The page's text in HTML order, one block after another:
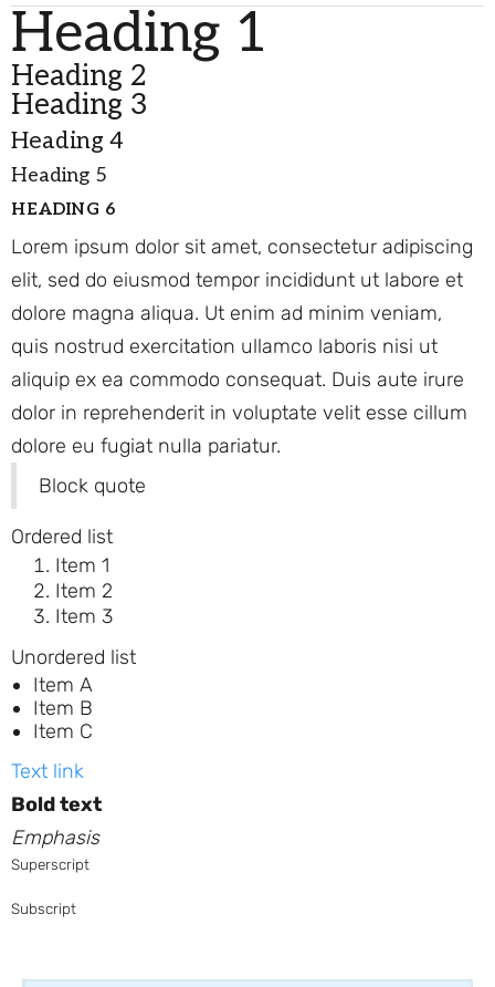
Heading 1
Heading 2
Heading 3
Heading 4
Heading 5
HEADING 6
Lorem ipsum dolor sit amet, consectetur adipiscing
elit, sed do eiusmod tempor incididunt ut labore et
dolore magna aliqua. Ut enim ad minim veniam,
quis nostrud exercitation ullamco laboris nisi ut
aliquip ex ea commodo consequat. Duis aute irure
dolor in reprehenderit in voluptate velit esse cillum
dolore eu fugiat nulla pariatur.
Block quote
Ordered list
Item 1
Item 2
Item 3
Unordered list
Item A
Item B
Item C
Text link
Bold text
Emphasis
Superscript
Subscript